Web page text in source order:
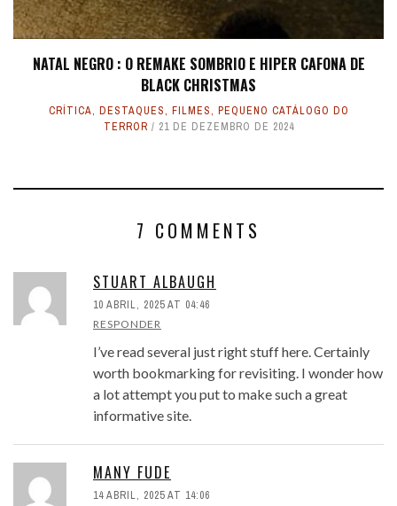
NATAL NEGRO : O REMAKE SOMBRIO E HIPER CAFONA DE
BLACK CHRISTMAS
CRÍTICA, DESTAQUES, FILMES, PEQUENO CATÁLOGO DO
TERROR
21 DE DEZEMBRO DE 2024
7 COMMENTS
STUART ALBAUGH
10 ABRIL, 2025 AT 04:46
RESPONDER
I’ve read several just right stuff here. Certainly
worth bookmarking for revisiting. I wonder how
a lot attempt you put to make such a great
informative site.
MANY FUDE
14 ABRIL, 2025 AT 14:06